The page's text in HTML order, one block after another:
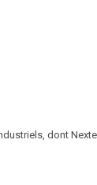
dont